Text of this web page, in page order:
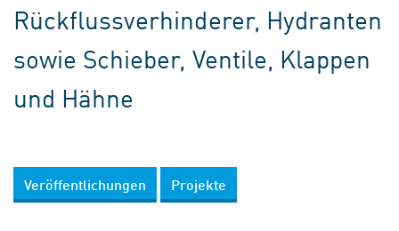
Rückflussverhinderer, Hydranten
sowie Schieber, Ventile, Klappen
und Hähne
Veröffentlichungen Projekte